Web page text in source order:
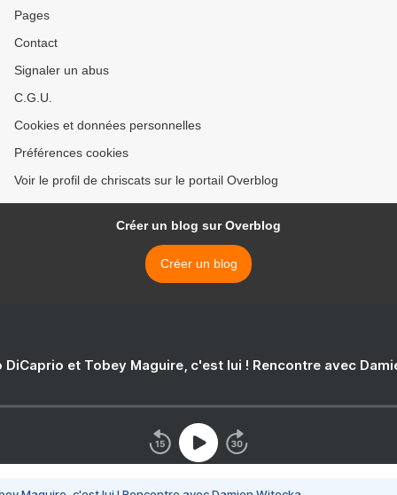
Pages
Contact
Signaler un abus
C.G.U.
Cookies et données personnelles
Préférences cookies
Voir le profil de chriscats sur le portail Overblog
Créer un blog sur Overblog
Créer un blog
DiCaprio et Tobey Maguire, c'est lui ! Rencontre avec